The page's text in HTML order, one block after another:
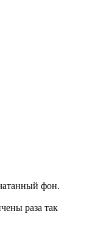
фон.
раза так